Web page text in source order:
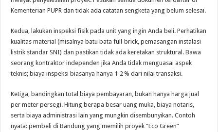
Kementerian PUPR dan tidak ada catatan sengketa yang belum selesai.
Kedua, lakukan inspeksi fisik pada unit yang ingin Anda beli. Perhatikan
kualitas material (misalnya batu bata full‑brick, pemasangan instalasi
listrik standar SNI) dan pastikan tidak ada keretakan struktural. Bawa
seorang kontraktor independen jika Anda tidak menguasai aspek
teknis; biaya inspeksi biasanya hanya 1‑2 % dari nilai transaksi.
Ketiga, bandingkan total biaya pembayaran, bukan hanya harga jual
per meter persegi. Hitung berapa besar uang muka, biaya notaris,
serta biaya administrasi lain yang mungkin disembunyikan. Contoh
nyata: pembeli di Bandung yang memilih proyek “Eco Green”